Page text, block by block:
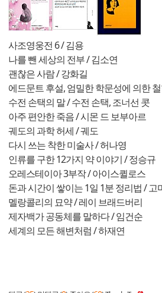
사조영웅전 6 / 김용
나를 뺀 세상의 전부 / 김소연
괜찮은 사람 / 강화길
에드문트 후설, 엄밀한 학문성에 의한
수전 손택의 말 / 수전 손택, 조너선 콧
아주 편안한 죽음 / 시몬 드 보부아르
궤도의 과학 허세 / 궤도
다시 쓰는 착한 미술사 / 허나영
인류를 구한 12가지 약 이야기 / 정승규
오레스테이아 3부작 / 아이스퀼로스
돈과 시간이 쌓이는 1일 1분 정리법 / 고
멜랑콜리의 묘약 / 레이 브래드버리
제자백가 공동체를 말하다 / 임건순
세계의 모든 해변처럼 / 하재연